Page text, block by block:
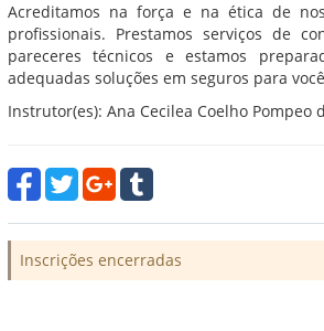
Acreditamos na força e na ética de
profissionais. Prestamos serviços de
pareceres técnicos e estamos
adequadas soluções em seguros para
Instrutor(es): Ana Cecilea Coelho Pompeo
Inscrições encerradas